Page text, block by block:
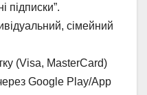
підписки”.
сімейний
(Visa, MasterCard)
Google Play/App